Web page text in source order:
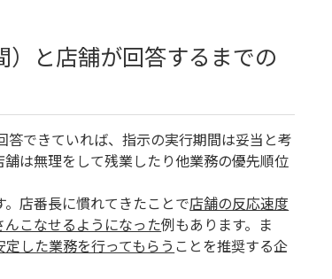
と店舗が回答するまでの
できていれば、指示の実行期間は妥当と考
は無理をして残業したり他業務の優先順位
店番長に慣れてきたことで店舗の反応速度
こなせるようになった例もあります。ま
した業務を行ってもらう ことを推奨する企